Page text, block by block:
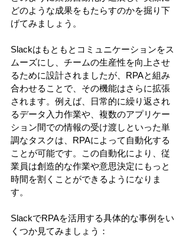
どのような成果をもたらすのかを掘り下
げてみましょう。
Slackはもともとコミュニケーションをス
ムーズにし、チームの生産性を向上させ
るために設計されましたが、RPAと組み
合わせることで、その機能はさらに拡張
されます。例えば、日常的に繰り返され
るデータ入力作業や、複数のアプリケー
ション間での情報の受け渡しといった単
調なタスクは、RPAによって自動化する
ことが可能です。この自動化により、従
業員は創造的な作業や意思決定にもっと
時間を割くことができるようになりま
す。
SlackでRPAを活用する具体的な事例をい
くつか見てみましょう：